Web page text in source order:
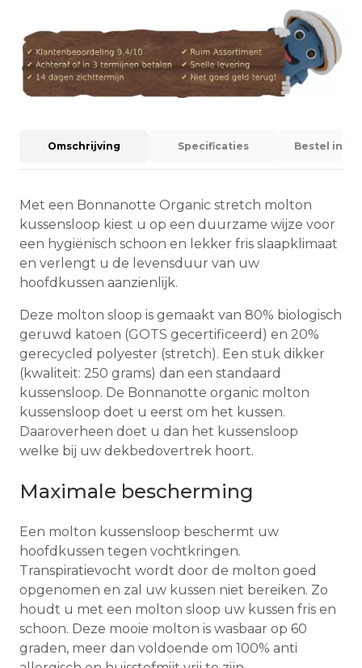
Omschrijving Specificaties Bestel
Met een Bonnanotte Organic stretch molton
kussensloop kiest u op een duurzame wijze voor
een hygiënisch schoon en lekker fris slaapklimaat
en verlengt u de levensduur van uw
hoofdkussen aanzienlijk.
Deze molton sloop is gemaakt van 80% biologisch
geruwd katoen (GOTS gecertificeerd) en 20%
gerecycled polyester (stretch). Een stuk dikker
(kwaliteit: 250 grams) dan een standaard
kussensloop. De Bonnanotte organic molton
kussensloop doet u eerst om het kussen.
Daaroverheen doet u dan het kussensloop
welke bij uw dekbedovertrek hoort.
Maximale bescherming
Een molton kussensloop beschermt uw
hoofdkussen tegen vochtkringen.
Transpiratievocht wordt door de molton goed
opgenomen en zal uw kussen niet bereiken. Zo
houdt u met een molton sloop uw kussen fris en
schoon. Deze mooie molton is wasbaar op 60
graden, meer dan voldoende om 100% anti